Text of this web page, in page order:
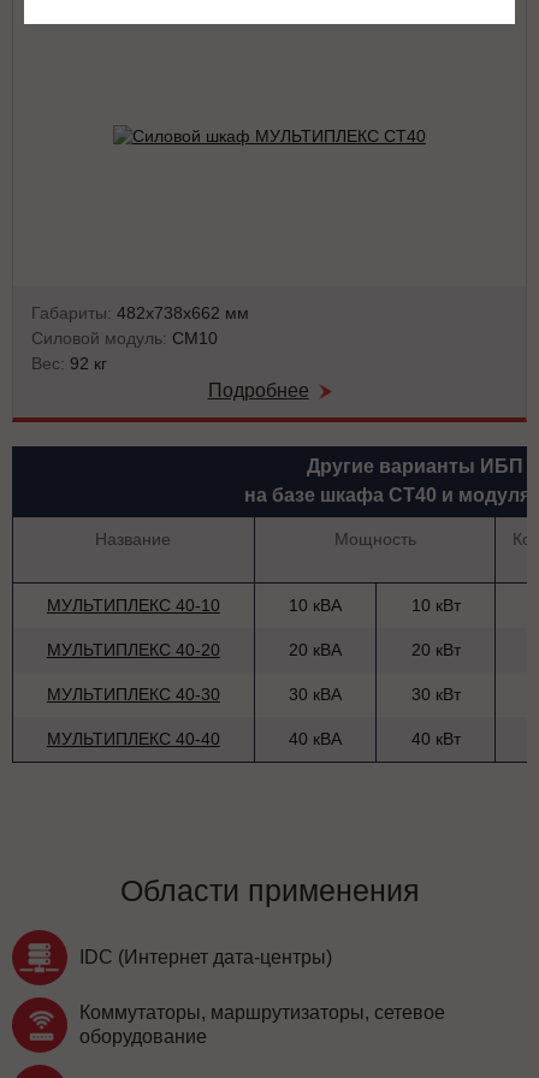
Габариты: 482х738х662 мм
Силовой модуль: СМ10
Вес: 92 кг
Подробнее
Другие варианты ИБП
на базе шкафа СТ40 и модуля
Название Мощность
МУЛЬТИПЛЕКС 40-10 10 кВА 10 кВт
МУЛЬТИПЛЕКС 40-20 20 кВА 20 кВт
МУЛЬТИПЛЕКС 40-30 30 кВА 30 кВт
МУЛЬТИПЛЕКС 40-40 40 кВА 40 кВт
Области применения
IDC (Интернет дата-центры)
Коммутаторы, маршрутизаторы, сетевое
оборудование